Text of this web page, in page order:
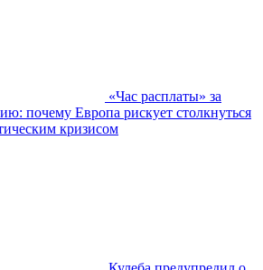
«Час расплаты» за
почему Европа рискует столкнуться
кризисом